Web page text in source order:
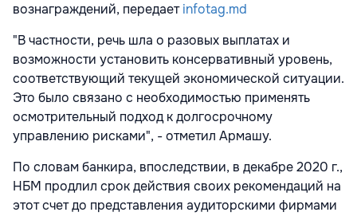
вознаграждений, передаетinfotag.md
"В частности, речь шла о разовых выплатах и
возможности установить консервативный уровень,
соответствующий текущей экономической ситуации.
Это было связано с необходимостью применять
осмотрительный подход к долгосрочному
управлению рисками", - отметил Армашу.
По словам банкира, впоследствии, в декабре 2020 г.,
НБМ продлил срок действия своих рекомендаций на
этот счет до представления аудиторскими фирмами